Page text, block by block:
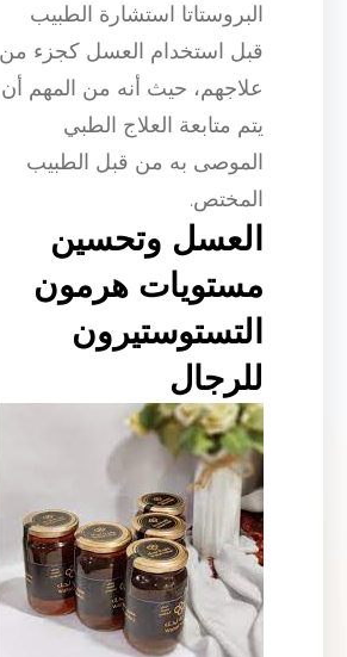
البروستاتا استشارة الطبيب
قبل استخدام العسل كجزء من
علاجهم، حيث أنه من المهم أن
يتم متابعة العلاج الطبي
الموصى به من قبل الطبيب
المختص.
العسل وتحسين
مستويات هرمون
التستوستيرون
للرجال